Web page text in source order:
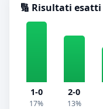
🔢 Risultati
1-0
17%
2-0
13%